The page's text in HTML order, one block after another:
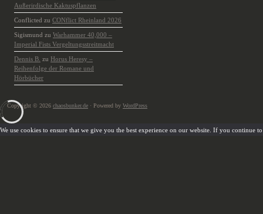
Außerirdische Kaktuspflanzen
Conflicted zu CONflict Rheinland 2026
Sigismund zu Warhammer 40,000 –
Imperial Fists Vergeltungsstreitmacht
Dennis B. zu Horus Heresy –
Reihenfolge der Romane und
Hörbücher
Copyright © 2026 chaosbunker.de · Powered by WordPress
We use cookies to ensure that we give you the best experience on our website. If you continue